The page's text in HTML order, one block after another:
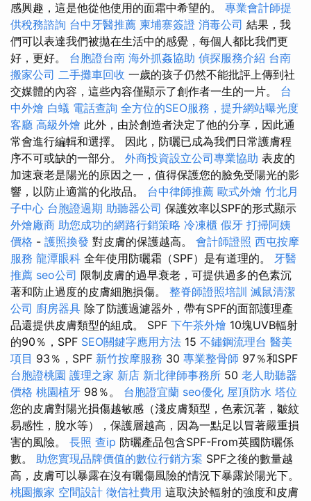
感興趣，這是他從他使用的面霜中希望的。 專業會計師提
供稅務諮詢 台中牙醫推薦 柬埔寨簽證 消毒公司 結果，我
們可以表達我們被拋在生活中的感覺，每個人都比我們更
好，更好。 台胞證台南 海外抓姦協助 偵探服務介紹 台南
搬家公司 二手攤車回收 一歲的孩子仍然不能批評上傳到社
交媒體的內容，這些內容僅顯示了創作者一生的一片。 台
中外燴 白蟻 電話查詢 全方位的SEO服務，提升網站曝光度
客廳 高級外燴 此外，由於創造者決定了他的分享，因此通
常會進行編輯和選擇。 因此，防曬已成為我們日常護膚程
序不可或缺的一部分。 外商投資設立公司專業協助 表皮的
加速衰老是陽光的原因之一，值得保護您的臉免受陽光的影
響，以防止適當的化妝品。 台中律師推薦 歐式外燴 竹北月
子中心 台胞證過期 助聽器公司 保護效率以SPF的形式顯示
外燴廠商 助您成功的網路行銷策略 冷凍櫃 假牙 打掃阿姨
價格 - 護照換發 對皮膚的保護越高。 會計師證照 西屯按摩
服務 龍潭眼科 全年使用防曬霜（SPF）是有道理的。 牙醫
推薦 seo公司 限制皮膚的過早衰老，可提供過多的色素沉
著和防止過度的皮膚細胞損傷。 整脊師證照培訓 滅鼠清潔
公司 廚房器具 除了防護過濾器外，帶有SPF的面部護理產
品還提供皮膚類型的組成。 SPF 下午茶外燴 10塊UVB輻射
的90％，SPF SEO關鍵字應用方法 15 不鏽鋼流理台 醫美
項目 93％，SPF 新竹按摩服務 30 專業整骨師 97％和SPF
台胞證桃園 護理之家 新店 新北律師事務所 50 老人助聽器
價格 桃園植牙 98％。 台胞證宜蘭 seo優化 屋頂防水 塔位
您的皮膚對陽光損傷越敏感（淺皮膚類型，色素沉著，皺紋
易感性，脫水等），保護層越高，因為一點足以冒著嚴重損
害的風險。 長照 查ip 防曬產品包含SPF-From英國防曬係
數。 助您實現品牌價值的數位行銷方案 SPF之後的數量越
高，皮膚可以暴露在沒有曬傷風險的情況下暴露於陽光下。
桃園搬家 空間設計 徵信社費用 這取決於輻射的強度和皮膚